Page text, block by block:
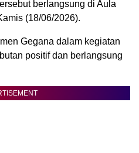
berlangsung di Aula
(18/06/2026).
Gegana dalam kegiatan
positif dan berlangsung